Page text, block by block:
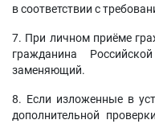
в соответствии с
7. При личном приёме
гражданина
заменяющий.
8. Если изложенные в
дополнительной